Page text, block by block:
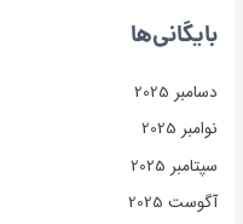
بایگانی‌ها
دسامبر 2025
نوامبر 2025
سپتامبر 2025
آگوست 2025